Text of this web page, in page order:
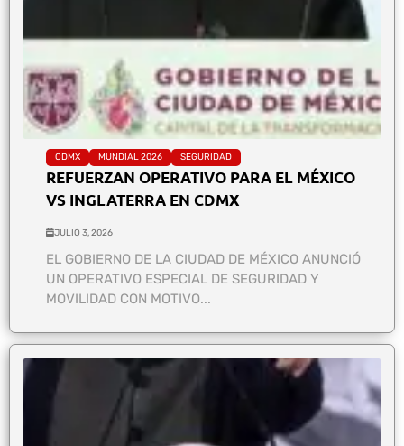
CDMX MUNDIAL 2026 SEGURIDAD
REFUERZAN OPERATIVO PARA EL MÉXICO
VS INGLATERRA EN CDMX
JULIO 3, 2026
EL GOBIERNO DE LA CIUDAD DE MÉXICO ANUNCIÓ
UN OPERATIVO ESPECIAL DE SEGURIDAD Y
MOVILIDAD CON MOTIVO...